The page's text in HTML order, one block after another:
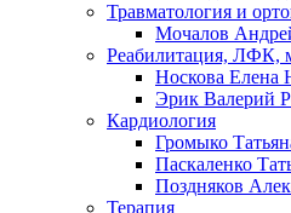
Травматология и
Мочалов
Реабилитация, ЛФК,
Носкова Елена
Эрик Валерий
Кардиология
Громыко
Паскаленко
Поздняков
Терапия